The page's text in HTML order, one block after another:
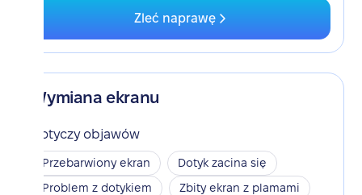
Zleć naprawę
Wymiana ekranu
Dotyczy objawów
Przebarwiony ekran
Dotyk zacina się
Problem z dotykiem
Zbity ekran z plamami